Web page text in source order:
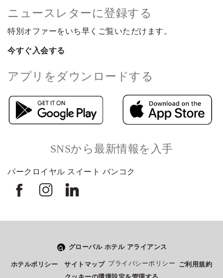
ニュースレターに登録する
特別オファーをいち早くご覧いただけます。
今すぐ入会する
アプリをダウンロードする
SNSから最新情報を入手
パークロイヤル スイート バンコク
グローバル ホテル アライアンス
ホテルポリシー サイトマップ プライバシーポリシー ご利用規約
このサイトでの経験をどのように評価しますか？
Select